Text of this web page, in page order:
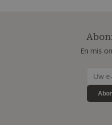
En mis